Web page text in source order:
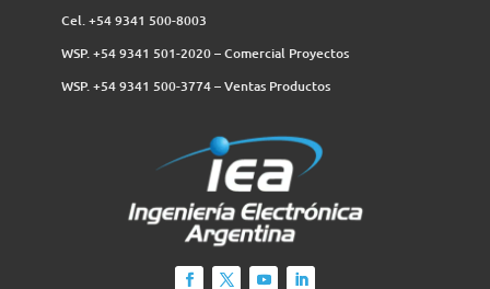
Cel. +54 9341 500-8003
WSP. +54 9341 501-2020 – Comercial Proyectos
WSP. +54 9341 500-3774‬ – Ventas Productos